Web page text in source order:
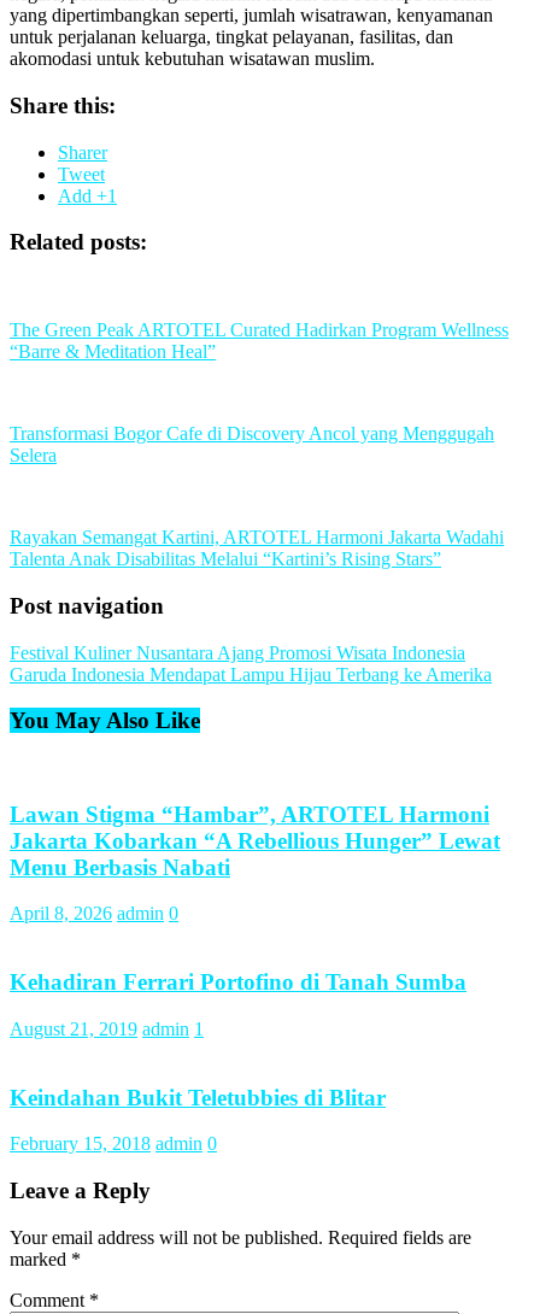
yang dipertimbangkan seperti, jumlah wisatrawan, kenyamanan
untuk perjalanan keluarga, tingkat pelayanan, fasilitas, dan
akomodasi untuk kebutuhan wisatawan muslim.
Share this:
Sharer
Tweet
Add +1
Related posts:
The Green Peak ARTOTEL Curated Hadirkan Program Wellness
“Barre & Meditation Heal”
Transformasi Bogor Cafe di Discovery Ancol yang Menggugah
Selera
Rayakan Semangat Kartini, ARTOTEL Harmoni Jakarta Wadahi
Talenta Anak Disabilitas Melalui “Kartini’s Rising Stars”
Post navigation
Festival Kuliner Nusantara Ajang Promosi Wisata Indonesia
Garuda Indonesia Mendapat Lampu Hijau Terbang ke Amerika
You May Also Like
Lawan Stigma “Hambar”, ARTOTEL Harmoni
Jakarta Kobarkan “A Rebellious Hunger” Lewat
Menu Berbasis Nabati
April 8, 2026 admin 0
Kehadiran Ferrari Portofino di Tanah Sumba
August 21, 2019 admin 1
Keindahan Bukit Teletubbies di Blitar
February 15, 2018 admin 0
Leave a Reply
Your email address will not be published. Required fields are
marked *
Comment *